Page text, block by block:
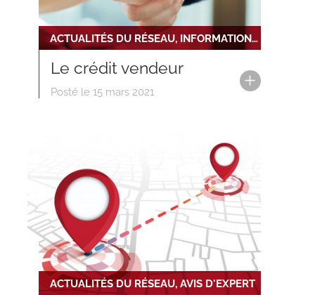
ACTUALITÉS DU RÉSEAU, INFORMATIONS RÈGLEMENTAIRES ET JURIDIQUES
Le crédit vendeur
Posté le 15 mars 2021
ACTUALITÉS DU RÉSEAU, AVIS D'EXPERT